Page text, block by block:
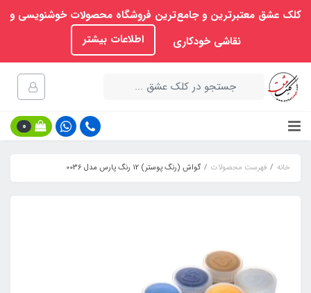
کلک عشق معتبرترین و جامع‌ترین فروشگاه محصولات خوشنویسی و
نقاشی خودکاری
اطلاعات بیشتر
0
خانه فهرست محصولات گواش (رنگ پوستر) 12 رنگ پارس مدل 0036